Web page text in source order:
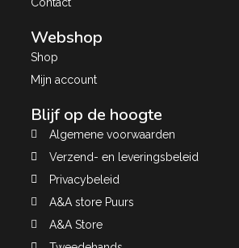
Webshop
Shop
Mijn account
Blijf op de hoogte
Algemene voorwaarden
Verzend- en leveringsbeleid
Privacybeleid
A&A store Puurs
A&A Store